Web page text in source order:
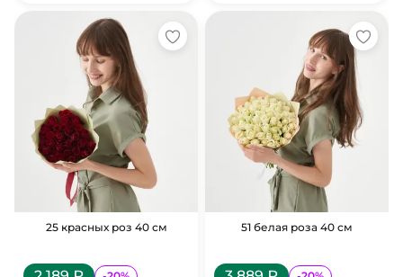
25 красных роз 40 см 51 белая роза 40 см